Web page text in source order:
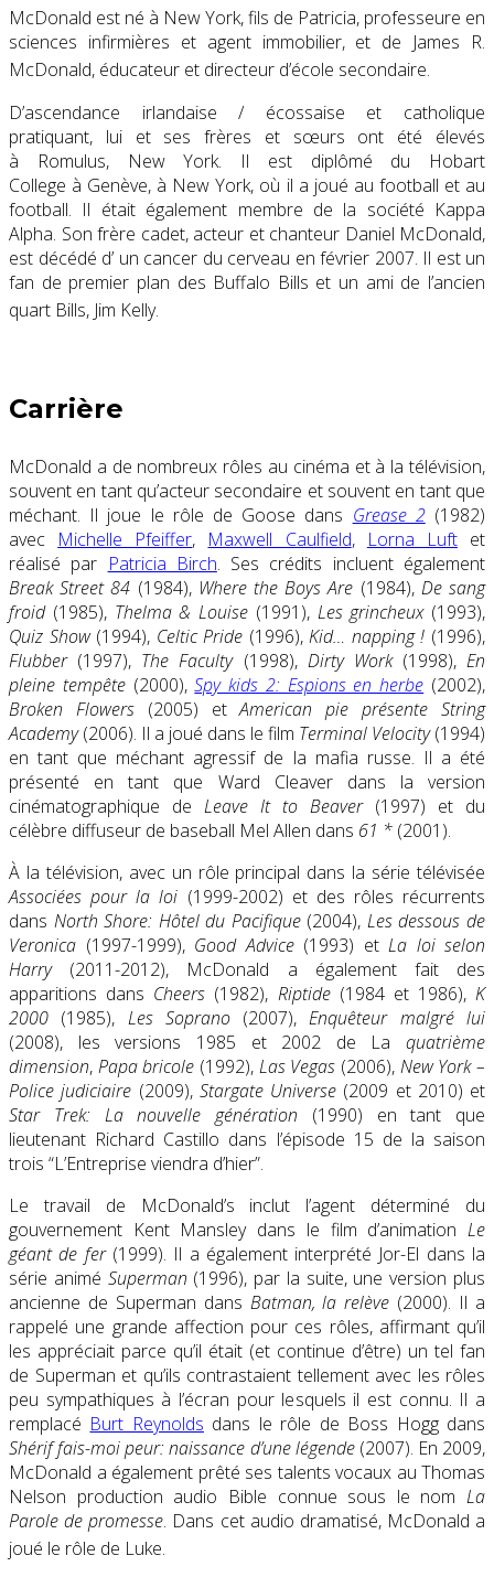
McDonald est né à New York, fils de Patricia, professeure en
sciences infirmières et agent immobilier, et de James R.
McDonald, éducateur et directeur d’école secondaire.
D’ascendance irlandaise / écossaise et catholique
pratiquant, lui et ses frères et sœurs ont été élevés
à Romulus, New York. Il est diplômé du Hobart
College à Genève, à New York, où il a joué au football et au
football. Il était également membre de la société Kappa
Alpha. Son frère cadet, acteur et chanteur Daniel McDonald,
est décédé d’ un cancer du cerveau en février 2007. Il est un
fan de premier plan des Buffalo Bills et un ami de l’ancien
quart Bills, Jim Kelly.
Carrière
McDonald a de nombreux rôles au cinéma et à la télévision,
souvent en tant qu’acteur secondaire et souvent en tant que
méchant. Il joue le rôle de Goose dans Grease 2(1982)
avec Michelle Pfeiffer, Maxwell Caulfield, Lorna Luftet
réalisé par Patricia Birch. Ses crédits incluent également
Break Street 84 (1984), Where the Boys Are (1984), De sang
froid(1985), Thelma & Louise (1991), Les grincheux(1993),
Quiz Show(1994), Celtic Pride (1996),Kid… napping ! (1996),
Flubber(1997), The Faculty(1998), Dirty Work(1998), En
pleine tempête(2000),Spy kids 2: Espions en herbe (2002),
Broken Flowers(2005) etAmerican pie présente String
Academy(2006). Il a joué dans le film Terminal Velocity(1994)
en tant que méchant agressif de la mafia russe. Il a été
présenté en tant que Ward Cleaver dans la version
cinématographique de Leave It to Beaver(1997) et du
célèbre diffuseur de baseball Mel Allen dans 61 * (2001).
À la télévision, avec un rôle principal dans la série télévisée
Associées pour la loi (1999-2002) et des rôles récurrents
dans North Shore: Hôtel du Pacifique(2004), Les dessous de
Veronica (1997-1999), Good Advice(1993) et La loi selon
Harry(2011-2012), McDonald a également fait des
apparitions dans Cheers (1982), Riptide(1984 et 1986), K
2000 (1985), Les Soprano(2007),Enquêteur malgré lui
(2008), les versions 1985 et 2002 de La quatrième
dimension, Papa bricole (1992), Las Vegas (2006), New York –
Police judiciaire (2009), Stargate Universe (2009 et 2010) et
Star Trek: La nouvelle génération (1990) en tant que
lieutenant Richard Castillo dans l’épisode 15 de la saison
trois “L’Entreprise viendra d’hier”.
Le travail de McDonald’s inclut l’agent déterminé du
gouvernement Kent Mansley dans le film d’animation Le
géant de fer(1999). Il a également interprété Jor-El dans la
série animé Superman (1996), par la suite, une version plus
ancienne de Superman dans Batman, la relève (2000). Il a
rappelé une grande affection pour ces rôles, affirmant qu’il
les appréciait parce qu’il était (et continue d’être) un tel fan
de Superman et qu’ils contrastaient tellement avec les rôles
peu sympathiques à l’écran pour lesquels il est connu. Il a
remplacé Burt Reynolds dans le rôle de Boss Hogg dans
Shérif fais-moi peur: naissance d’une légende(2007). En 2009,
McDonald a également prêté ses talents vocaux au Thomas
Nelson production audio Bible connue sous le nom La
Parole de promesse. Dans cet audio dramatisé, McDonald a
joué le rôle de Luke.